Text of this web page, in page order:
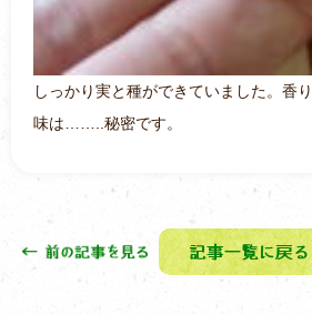
しっかり実と種ができていました。香
味は……..秘密です。